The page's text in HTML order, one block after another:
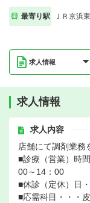
最寄り駅 ＪＲ京浜
求人情報
求人情報
求人内容
店舗にて調剤業務
■診療（営業）時
00～14：00
■休診（定休）日
■応需科目・・・